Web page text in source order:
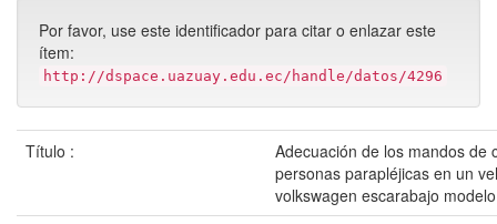
Por favor, use este identificador para citar o enlazar este
ítem:
http://dspace.uazuay.edu.ec/handle/datos/4296
Título :
Adecuación de los mandos de
personas parapléjicas en un
volkswagen escarabajo